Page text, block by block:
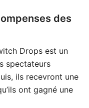
des
Drops est un
spectateurs
ils recevront une
ont gagné une